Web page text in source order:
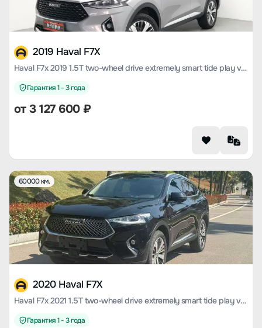
2019 Haval F7X
Haval F7x 2019 1.5T two-wheel drive extremely smart tide play version
Гарантия 1 - 3 года
от3 127 600₽
60000 км.
2020 Haval F7X
Haval F7x 2021 1.5T two-wheel drive extremely smart tide play version
Гарантия 1 - 3 года